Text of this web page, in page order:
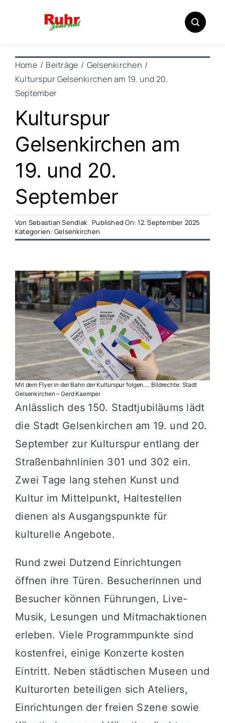
Home Beiträge
Gelsenkirchen
Kulturspur Gelsenkirchen am 19. und 20.
September
Kulturspur
Gelsenkirchen am
19. und 20.
September
Von Sebastian Sendlak Published On: 12. September 2025
Kategorien: Gelsenkirchen
Mit dem Flyer in der Bahn der Kulturspur folgen…. Bildrechte: Stadt
Gelsenkirchen – Gerd Kaemper
Anlässlich des 150. Stadtjubiläums lädt
die Stadt Gelsenkirchen am 19. und 20.
September zur Kulturspur entlang der
Straßenbahnlinien 301 und 302 ein.
Zwei Tage lang stehen Kunst und
Kultur im Mittelpunkt, Haltestellen
dienen als Ausgangspunkte für
kulturelle Angebote.
Rund zwei Dutzend Einrichtungen
öffnen ihre Türen. Besucherinnen und
Besucher können Führungen, Live-
Musik, Lesungen und Mitmachaktionen
erleben. Viele Programmpunkte sind
kostenfrei, einige Konzerte kosten
Eintritt. Neben städtischen Museen und
Kulturorten beteiligen sich Ateliers,
Einrichtungen der freien Szene sowie